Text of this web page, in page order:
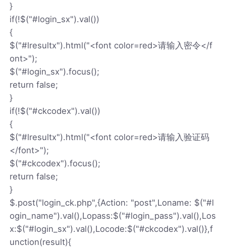
}
if(!$("#login_sx").val())
{
$("#lresultx").html("<font color=red>请输入密令</f
ont>");
$("#login_sx").focus();
return false;
}
if(!$("#ckcodex").val())
{
$("#lresultx").html("<font color=red>请输入验证码
</font>");
$("#ckcodex").focus();
return false;
}
$.post("login_ck.php",{Action: "post",Loname: $("#l
ogin_name").val(),Lopass:$("#login_pass").val(),Los
x:$("#login_sx").val(),Locode:$("#ckcodex").val()},f
unction(result){